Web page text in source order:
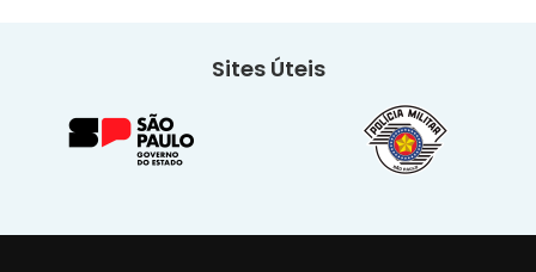
Sites Úteis